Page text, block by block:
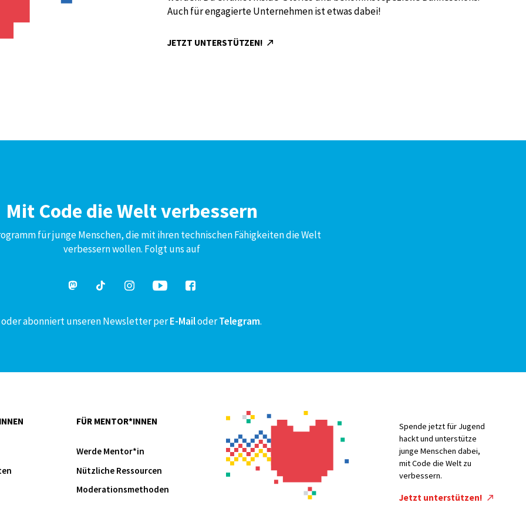
Auch für engagierte Unternehmen ist etwas dabei!
JETZT UNTERSTÜTZEN!
Mit Code die Welt verbessern
für junge Menschen, die mit ihren technischen Fähigkeiten die Welt
verbessern wollen. Folgt uns auf
oder abonniert unseren Newsletter perE-MailoderTelegram.
FÜR MENTOR*INNEN
Werde Mentor*in
Nützliche Ressourcen
Moderationsmethoden
Spende jetzt für Jugend
hackt und unterstütze
junge Menschen dabei,
mit Code die Welt zu
verbessern.
Jetzt unterstützen!